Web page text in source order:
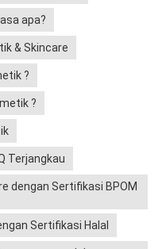
apa?
& Skincare
?
?
Terjangkau
dengan Sertifikasi BPOM
Sertifikasi Halal